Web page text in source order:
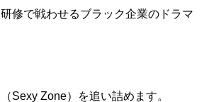
修で戦わせるブラック企業のドラマ
Sexy Zone）を追い詰めます。